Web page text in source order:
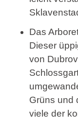
Das
Dieser
von
Grüns und
viele der